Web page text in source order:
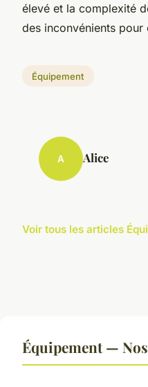
élevé et la complexité
des inconvénients pour
Équipement
A Alice
Voir tous les articles
Équipement —